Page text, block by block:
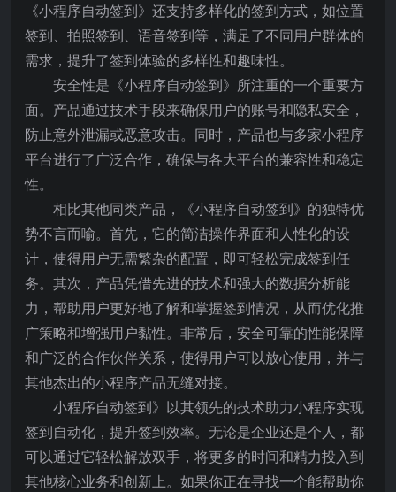
《小程序自动签到》还支持多样化的签到方式，如位置
签到、拍照签到、语音签到等，满足了不同用户群体的
需求，提升了签到体验的多样性和趣味性。
安全性是《小程序自动签到》所注重的一个重要方
面。产品通过技术手段来确保用户的账号和隐私安全，
防止意外泄漏或恶意攻击。同时，产品也与多家小程序
平台进行了广泛合作，确保与各大平台的兼容性和稳定
性。
相比其他同类产品，《小程序自动签到》的独特优
势不言而喻。首先，它的简洁操作界面和人性化的设
计，使得用户无需繁杂的配置，即可轻松完成签到任
务。其次，产品凭借先进的技术和强大的数据分析能
力，帮助用户更好地了解和掌握签到情况，从而优化推
广策略和增强用户黏性。非常后，安全可靠的性能保障
和广泛的合作伙伴关系，使得用户可以放心使用，并与
其他杰出的小程序产品无缝对接。
小程序自动签到》以其领先的技术助力小程序实现
签到自动化，提升签到效率。无论是企业还是个人，都
可以通过它轻松解放双手，将更多的时间和精力投入到
其他核心业务和创新上。如果你正在寻找一个能帮助你